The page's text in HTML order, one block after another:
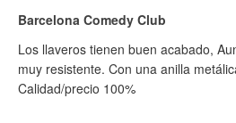
Barcelona Comedy Club
Los llaveros tienen buen acabado,
muy resistente. Con una anilla
Calidad/precio 100%